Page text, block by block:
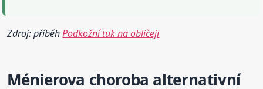
Zdroj: příběhPodkožní tuk na obličeji
Ménierova choroba alternativní